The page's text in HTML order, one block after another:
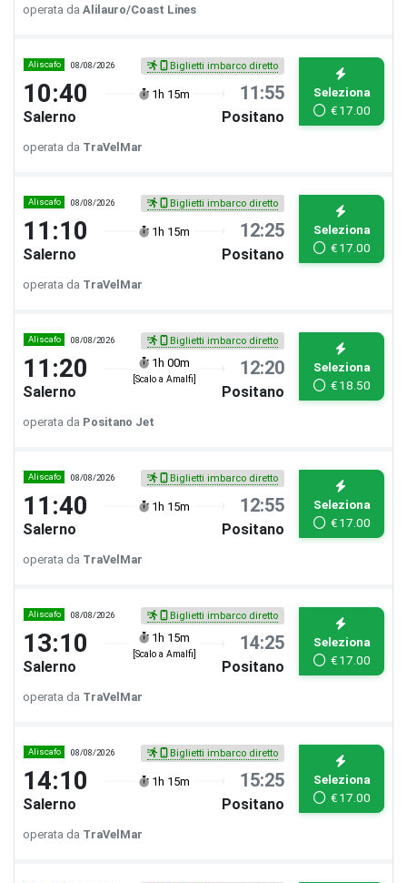
operata da Alilauro/Coast Lines
Aliscafo 08/08/2026 Biglietti imbarco diretto
10:40 1h 15m 11:55
Salerno Positano
Seleziona
€17.00
operata da TraVelMar
Aliscafo 08/08/2026 Biglietti imbarco diretto
11:10 1h 15m 12:25
Salerno Positano
Seleziona
€17.00
operata da TraVelMar
Aliscafo 08/08/2026 Biglietti imbarco diretto
11:20 1h 00m
[Scalo a Amalfi]
12:20
Salerno Positano
Seleziona
€18.50
operata da Positano Jet
Aliscafo 08/08/2026 Biglietti imbarco diretto
11:40 1h 15m 12:55
Salerno Positano
Seleziona
€17.00
operata da TraVelMar
Aliscafo 08/08/2026 Biglietti imbarco diretto
13:10 1h 15m
[Scalo a Amalfi]
14:25
Salerno Positano
Seleziona
€17.00
operata da TraVelMar
Aliscafo 08/08/2026 Biglietti imbarco diretto
14:10 1h 15m 15:25
Salerno Positano
Seleziona
€17.00
operata da TraVelMar